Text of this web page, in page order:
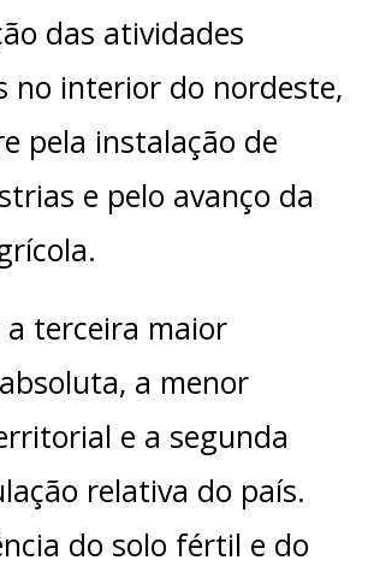
das atividades
no interior do nordeste,
pela instalação de
e pelo avanço da
a terceira maior
a menor
e a segunda
relativa do país.
do solo fértil e do